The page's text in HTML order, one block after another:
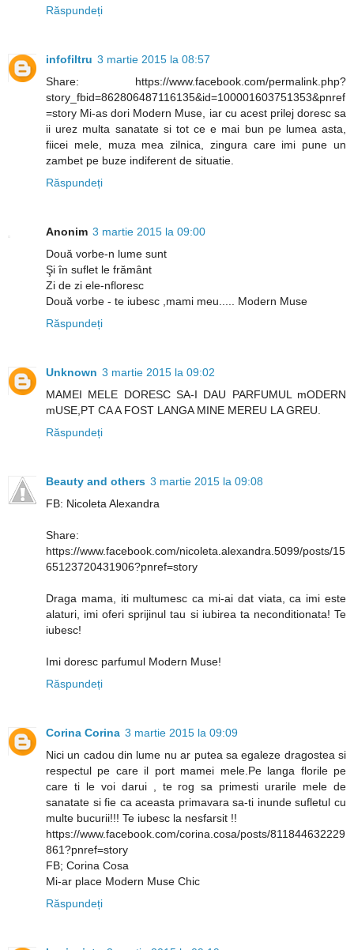
Răspundeți
infofiltru 3 martie 2015 la 08:57
Share: https://www.facebook.com/permalink.php?
story_fbid=862806487116135&id=100001603751353&pnref
=story Mi-as dori Modern Muse, iar cu acest prilej doresc sa
ii urez multa sanatate si tot ce e mai bun pe lumea asta,
fiicei mele, muza mea zilnica, zingura care imi pune un
zambet pe buze indiferent de situatie.
Răspundeți
Anonim 3 martie 2015 la 09:00
Două vorbe-n lume sunt
Şi în suflet le frământ
Zi de zi ele-nfloresc
Două vorbe - te iubesc ,mami meu..... Modern Muse
Răspundeți
Unknown 3 martie 2015 la 09:02
MAMEI MELE DORESC SA-I DAU PARFUMUL mODERN
mUSE,PT CA A FOST LANGA MINE MEREU LA GREU.
Răspundeți
Beauty and others 3 martie 2015 la 09:08
FB: Nicoleta Alexandra
Share:
https://www.facebook.com/nicoleta.alexandra.5099/posts/15
65123720431906?pnref=story
Draga mama, iti multumesc ca mi-ai dat viata, ca imi este
alaturi, imi oferi sprijinul tau si iubirea ta neconditionata! Te
iubesc!
Imi doresc parfumul Modern Muse!
Răspundeți
Corina Corina 3 martie 2015 la 09:09
Nici un cadou din lume nu ar putea sa egaleze dragostea si
respectul pe care il port mamei mele.Pe langa florile pe
care ti le voi darui , te rog sa primesti urarile mele de
sanatate si fie ca aceasta primavara sa-ti inunde sufletul cu
multe bucurii!!! Te iubesc la nesfarsit !!
https://www.facebook.com/corina.cosa/posts/811844632229
861?pnref=story
FB; Corina Cosa
Mi-ar place Modern Muse Chic
Răspundeți